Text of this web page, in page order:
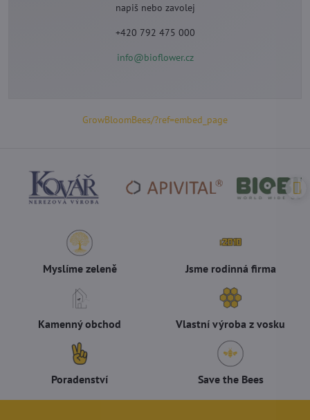
napiš nebo zavolej
+420 792 475 000
info@bioflower.cz
GrowBloomBees/?ref=embed_page
Myslíme zeleně Jsme rodinná firma
Kamenný obchod Vlastní výroba z vosku
Poradenství Save the Bees